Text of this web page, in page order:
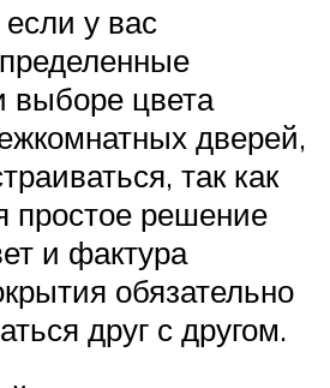
у вас
выборе цвета
дверей,
так как
простое решение
и фактура
обязательно
друг с другом.